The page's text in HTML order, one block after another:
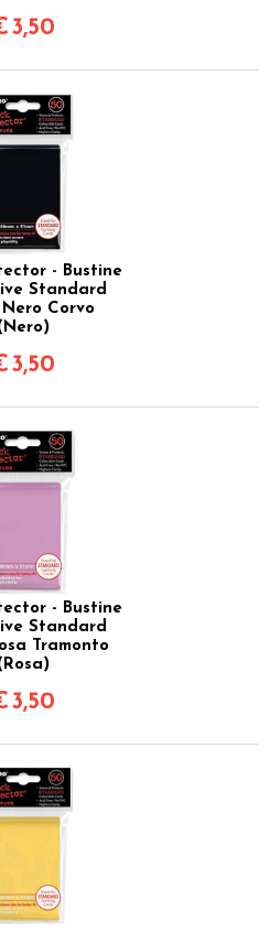
3,50
- Bustine
Standard
Corvo
3,50
- Bustine
Standard
Tramonto
3,50